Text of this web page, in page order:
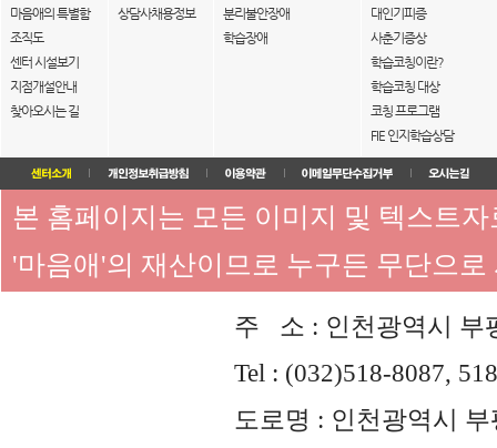
마음애의 특별함
조직도
센터 시설보기
지점개설안내
찾아오시는 길
상담사채용정보
분리불안장애
학습장애
대인기피증
사춘기증상
학습코칭이란?
학습코칭 대상
코칭 프로그램
FIE 인지학습상담
본 홈페이지는 모든 이미지 및 텍스트
'마음애'의 재산이므로 누구든 무단으
주 소 : 인천광역시 부
Tel : (032)518-8087,
도로명 : 인천광역시